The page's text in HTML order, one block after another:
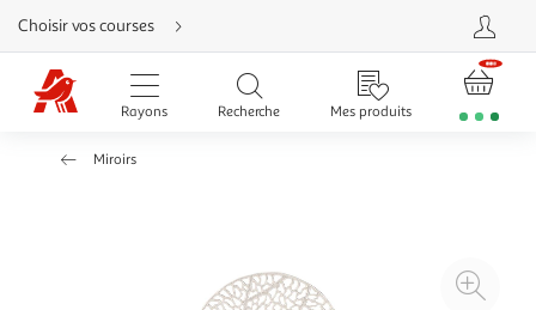
Aller
directement
au
contenu
Aller
directement
Aller
Choisir vos courses
Rayons Recherche Mes produits
Miroirs